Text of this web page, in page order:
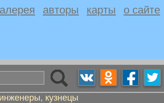
авторы карты о сайте
кузнецы